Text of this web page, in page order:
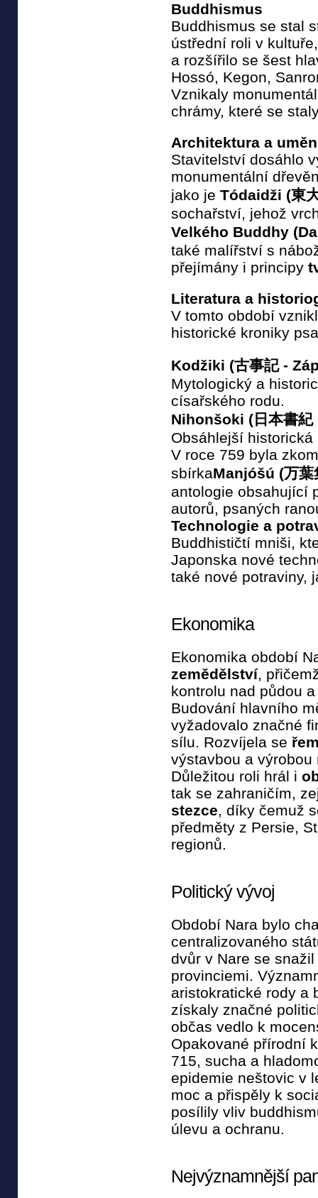
Buddhismus
Buddhismus se stal
ústřední roli v
a rozšířilo se šest
Hossó, Kegon,
Vznikaly
chrámy, které se
Architektura a
Stavitelství dosáhlo
monumentální
jako je Tódaidži (東
sochařství, jehož
Velkého Buddhy
také malířství s
přejímány i principy
Literatura a
V tomto období
historické kroniky
Kodžiki (古事記 -
Mytologický a
císařského rodu.
Nihonšoki (日本書
Obsáhlejší
V roce 759 byla
sbírkaManjóšú (万
antologie obsahující
autorů, psaných
Technologie a
Buddhističtí mniši,
Japonska nové
také nové potraviny,
Ekonomika
Ekonomika období
zemědělství,
kontrolu nad půdou
Budování hlavního
vyžadovalo značné
sílu. Rozvíjela se
výstavbou a
Důležitou roli hrál i
tak se zahraničím,
stezce, díky čemuž
předměty z Persie,
regionů.
Politický vývoj
Období Nara bylo
centralizovaného
dvůr v Nare se
provinciemi.
aristokratické rody a
získaly značné
občas vedlo k
Opakované přírodní
715, sucha a
epidemie neštovic v
moc a přispěly k
posílily vliv
úlevu a ochranu.
Nejvýznamnější